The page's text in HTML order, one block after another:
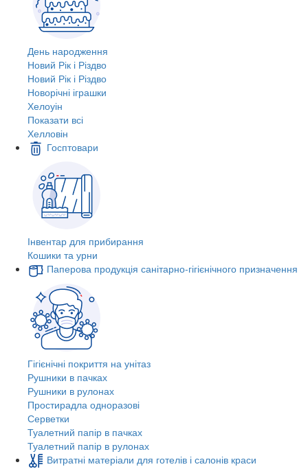
День народження
Новий Рік і Різдво
Новий Рік і Різдво
Новорічні іграшки
Хелоуін
Показати всі
Хелловін
Госптовари
Інвентар для прибирання
Кошики та урни
Паперова продукція санітарно-гігієнічного призначення
Гігієнічні покриття на унітаз
Рушники в пачках
Рушники в рулонах
Простирадла одноразові
Серветки
Туалетний папір в пачках
Туалетний папір в рулонах
Витратні матеріали для готелів і салонів краси